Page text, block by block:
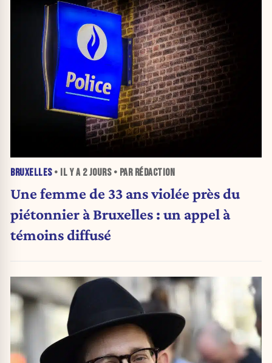
BRUXELLES• IL Y A 2 JOURS• PAR RÉDACTION
Une femme de 33 ans violée près du
piétonnier à Bruxelles : un appel à
témoins diffusé